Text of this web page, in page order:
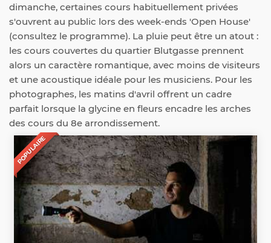
dimanche, certaines cours habituellement privées
s'ouvrent au public lors des week-ends 'Open House'
(consultez le programme). La pluie peut être un atout :
les cours couvertes du quartier Blutgasse prennent
alors un caractère romantique, avec moins de visiteurs
et une acoustique idéale pour les musiciens. Pour les
photographes, les matins d'avril offrent un cadre
parfait lorsque la glycine en fleurs encadre les arches
des cours du 8e arrondissement.
POPULAIRE